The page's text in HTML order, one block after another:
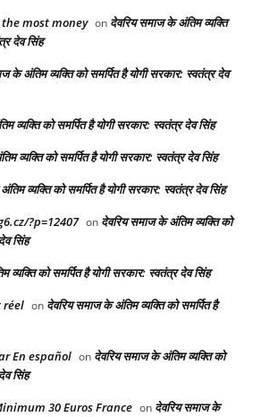
most money on देवरिय समाज के अंतिम व्यक्ति
देव सिंह
के अंतिम व्यक्ति को समर्पित है योगी सरकार: स्वतंत्र देव
व्यक्ति को समर्पित है योगी सरकार: स्वतंत्र देव सिंह
व्यक्ति को समर्पित है योगी सरकार: स्वतंत्र देव सिंह
व्यक्ति को समर्पित है योगी सरकार: स्वतंत्र देव सिंह
?p=12407 on देवरिय समाज के अंतिम व्यक्ति को
सिंह
व्यक्ति को समर्पित है योगी सरकार: स्वतंत्र देव सिंह
réel on देवरिय समाज के अंतिम व्यक्ति को समर्पित है
En español on देवरिय समाज के अंतिम व्यक्ति को
सिंह
30 Euros France on देवरिय समाज के